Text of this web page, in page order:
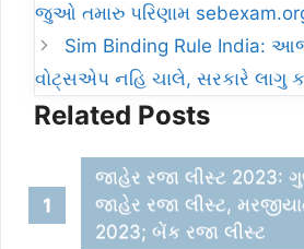
જુઓ તમારુ પરિણામ
Sim Binding Rule India:
વોટ્સએપ નહિ ચાલે, સરકારે લાગુ
Related Posts
જાહેર રજા લીસ્ટ 2023:
જાહેર રજા લીસ્ટ,
2023; બેંક રજા લીસ્ટ